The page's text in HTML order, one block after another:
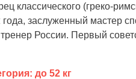
классического (греко-
года, заслуженный мастер
России. Первый
до 52 кг